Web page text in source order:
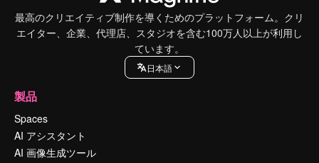
最高のクリエイティブ制作を導くためのプラットフォーム。クリ
エイター、企業、代理店、スタジオを含む100万人以上が利用し
ています。
日本語
製品
Spaces
AI アシスタント
AI 画像生成ツール